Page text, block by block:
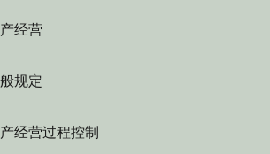
经营
定
营过程控制